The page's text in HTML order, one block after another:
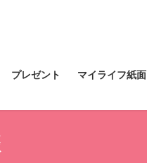
プレゼント マイライフ紙面